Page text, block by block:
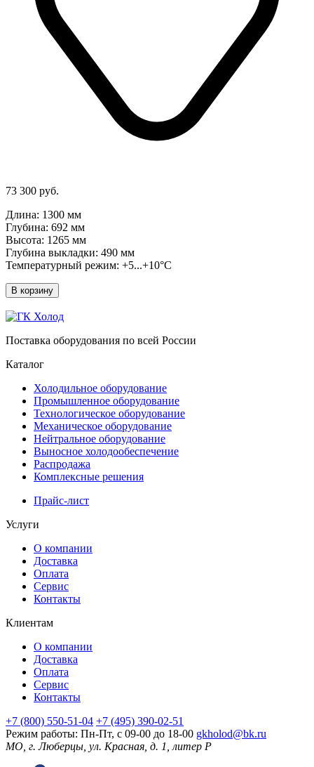
73 300 руб.
Длина: 1300 мм
Глубина: 692 мм
Высота: 1265 мм
Глубина выкладки: 490 мм
Температурный режим: +5...+10°C
В корзину
Поставка оборудования по всей России
Каталог
Холодильное оборудование
Промышленное оборудование
Технологическое оборудование
Механическое оборудование
Нейтральное оборудование
Выносное холодообеспечение
Распродажа
Комплексные решения
Прайс-лист
Услуги
О компании
Доставка
Оплата
Сервис
Контакты
Клиентам
О компании
Доставка
Оплата
Сервис
Контакты
+7 (800) 550-51-04 +7 (495) 390-02-51
Режим работы: Пн-Пт, с 09-00 до 18-00 gkholod@bk.ru
МО, г. Люберцы, ул. Красная, д. 1, литер Р